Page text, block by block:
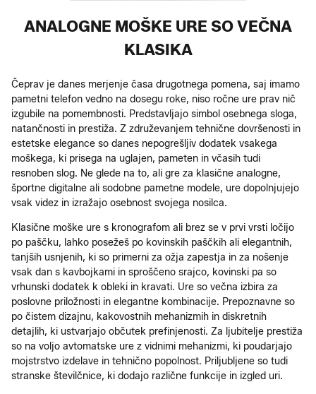
ANALOGNE MOŠKE URE SO VEČNA
KLASIKA
Čeprav je danes merjenje časa drugotnega pomena, saj imamo
pametni telefon vedno na dosegu roke, niso ročne ure prav nič
izgubile na pomembnosti. Predstavljajo simbol osebnega sloga,
natančnosti in prestiža. Z združevanjem tehnične dovršenosti in
estetske elegance so danes nepogrešljiv dodatek vsakega
moškega, ki prisega na uglajen, pameten in včasih tudi
resnoben slog. Ne glede na to, ali gre za klasične analogne,
športne digitalne ali sodobne pametne modele, ure dopolnjujejo
vsak videz in izražajo osebnost svojega nosilca.
Klasične moške ure s kronografom ali brez se v prvi vrsti ločijo
po paščku, lahko posežeš po kovinskih paščkih ali elegantnih,
tanjših usnjenih, ki so primerni za ožja zapestja in za nošenje
vsak dan s kavbojkami in sproščeno srajco, kovinski pa so
vrhunski dodatek k obleki in kravati. Ure so večna izbira za
poslovne priložnosti in elegantne kombinacije. Prepoznavne so
po čistem dizajnu, kakovostnih mehanizmih in diskretnih
detajlih, ki ustvarjajo občutek prefinjenosti. Za ljubitelje prestiža
so na voljo avtomatske ure z vidnimi mehanizmi, ki poudarjajo
mojstrstvo izdelave in tehnično popolnost. Priljubljene so tudi
stranske številčnice, ki dodajo različne funkcije in izgled uri.